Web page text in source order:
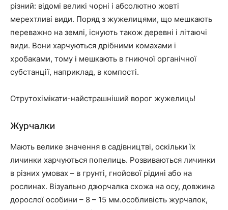
різний: відомі великі чорні і абсолютно жовті
мерехтливі види. Поряд з жужелицями, що мешкають
переважно на землі, існують також деревні і літаючі
види. Вони харчуються дрібними комахами і
хробаками, тому і мешкають в гниючої органічної
субстанції, наприклад, в компості.
Отрутохімікати-найстрашніший ворог жужелиць!
Журчалки
Мають велике значення в садівництві, оскільки їх
личинки харчуються попелиць. Розвиваються личинки
в різних умовах – в грунті, гнойової рідині або на
рослинах. Візуально дзюрчалка схожа на осу, довжина
дорослої особини – 8 – 15 мм.особливість журчалок,